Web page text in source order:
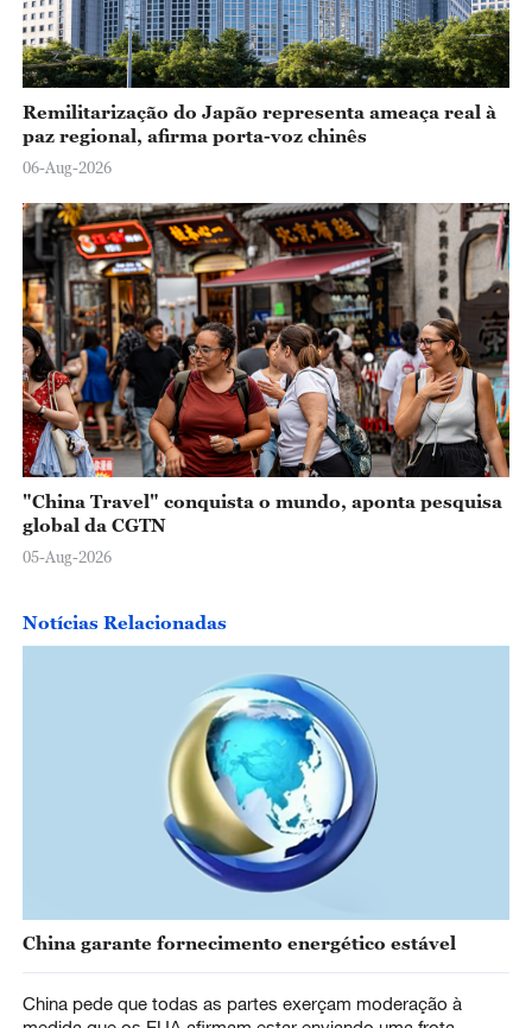
Remilitarização do Japão representa ameaça real à
paz regional, afirma porta-voz chinês
06-Aug-2026
"China Travel" conquista o mundo, aponta pesquisa
global da CGTN
05-Aug-2026
Notícias Relacionadas
China garante fornecimento energético estável
China pede que todas as partes exerçam moderação à